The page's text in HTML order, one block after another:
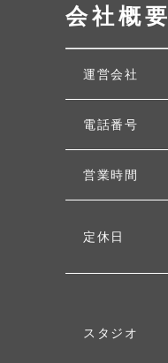
会社概要
運営会社
電話番号
営業時間
定休日
スタジオ